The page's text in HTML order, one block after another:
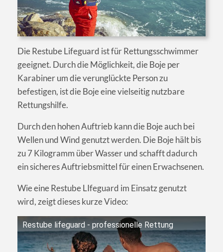
Die Restube Lifeguard ist für Rettungsschwimmer
geeignet. Durch die Möglichkeit, die Boje per
Karabiner um die verunglückte Person zu
befestigen, ist die Boje eine vielseitig nutzbare
Rettungshilfe.
Durch den hohen Auftrieb kann die Boje auch bei
Wellen und Wind genutzt werden. Die Boje hält bis
zu 7 Kilogramm über Wasser und schafft dadurch
ein sicheres Auftriebsmittel für einen Erwachsenen.
Wie eine Restube LIfeguard im Einsatz genutzt
wird, zeigt dieses kurze Video:
Restube lifeguard - professionelle Rettung